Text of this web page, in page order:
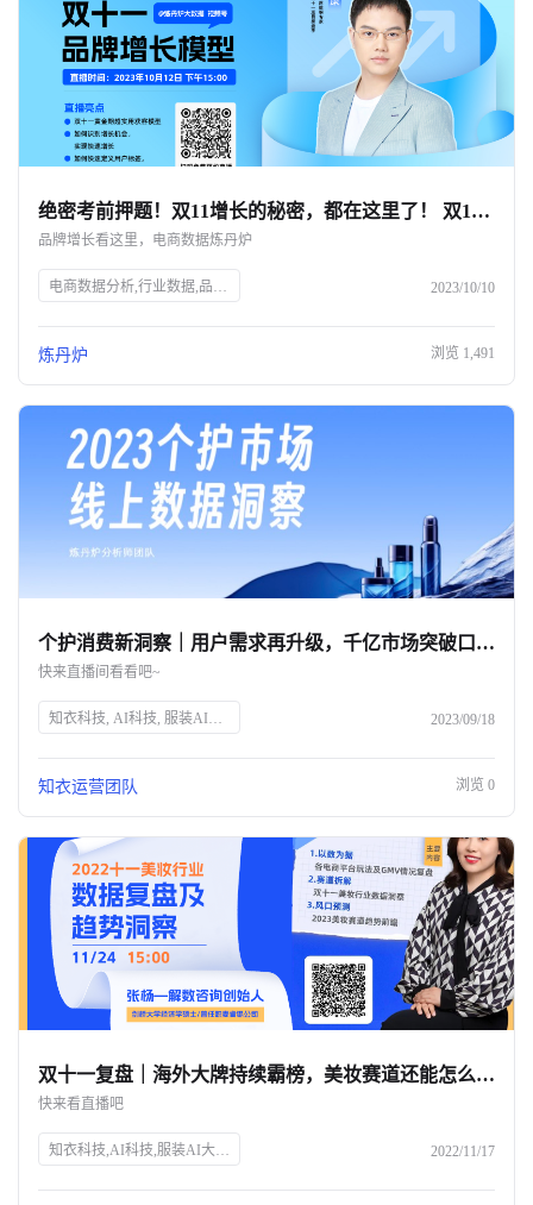
绝密考前押题！双11增长的秘密，都在这里了！ 双11只能眼睁睁看着别人爆单？💔
品牌增长看这里，电商数据炼丹炉
电商数据分析,行业数据,品牌数据,店铺数据,商品数据,炼丹炉,全域数据覆盖,市场规模,行业发展趋势 2023/10/10
炼丹炉 浏览 1,491
个护消费新洞察｜用户需求再升级，千亿市场突破口究竟在何方？
快来直播间看看吧~
知衣科技, AI科技, 服装AI大数据, 个护消费趋势, 消费者需求, 个人护理, 精细化消费, 品牌突破, 直播预告, 数据洞察 2023/09/18
知衣运营团队 浏览 0
双十一复盘｜海外大牌持续霸榜，美妆赛道还能怎么玩？-杭州知衣科技
快来看直播吧
知衣科技,AI科技,服装AI大数据,双十一,美妆行业,数据洞察,电商直播,炼丹炉Talk,张杨,解数咨询,电商趋势,GMV分析,市场变化,品牌增长,获客成本,未来趋势 2022/11/17